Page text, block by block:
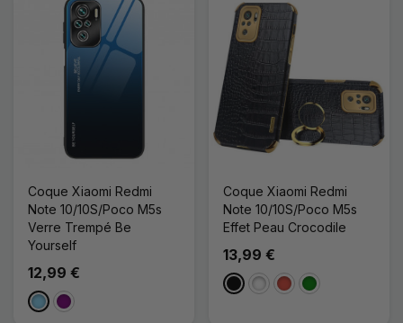
Coque Xiaomi Redmi
Note 10/10S/Poco M5s
Verre Trempé Be
Yourself
12,99 €
Bleu Clair
Violet
Coque Xiaomi Redmi
Note 10/10S/Poco M5s
Effet Peau Crocodile
13,99 €
NoirBlancRouge
Vert